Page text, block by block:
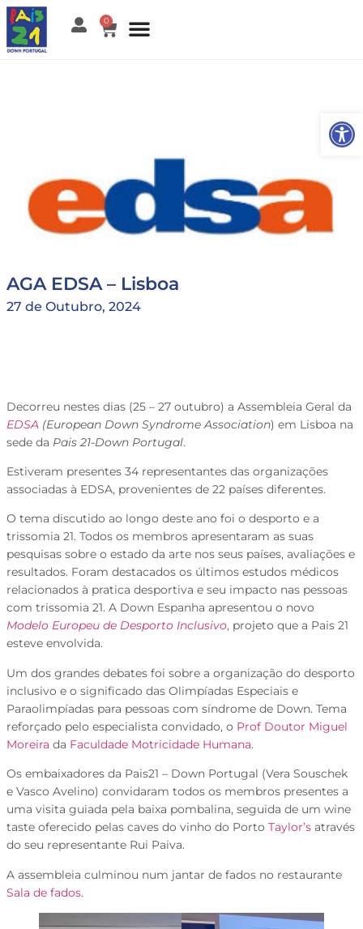
0
AGA EDSA – Lisboa
27 de Outubro, 2024
Decorreu nestes dias (25 – 27 outubro) a Assembleia Geral da
EDSA (European Down Syndrome Association) em Lisboa na
sede da Pais 21-Down Portugal.
Estiveram presentes 34 representantes das organizações
associadas à EDSA, provenientes de 22 países diferentes.
O tema discutido ao longo deste ano foi o desporto e a
trissomia 21. Todos os membros apresentaram as suas
pesquisas sobre o estado da arte nos seus países, avaliações e
resultados. Foram destacados os últimos estudos médicos
relacionados à pratica desportiva e seu impacto nas pessoas
com trissomia 21. A Down Espanha apresentou o novo
Modelo Europeu de Desporto Inclusivo, projeto que a Pais 21
esteve envolvida.
Um dos grandes debates foi sobre a organização do desporto
inclusivo e o significado das Olimpíadas Especiais e
Paraolimpíadas para pessoas com síndrome de Down. Tema
reforçado pelo especialista convidado, o Prof Doutor Miguel
Moreira da Faculdade Motricidade Humana.
Os embaixadores da Pais21 – Down Portugal (Vera Souschek
e Vasco Avelino) convidaram todos os membros presentes a
uma visita guiada pela baixa pombalina, seguida de um wine
taste oferecido pelas caves do vinho do Porto Taylor’s através
do seu representante Rui Paiva.
A assembleia culminou num jantar de fados no restaurante
Sala de fados.